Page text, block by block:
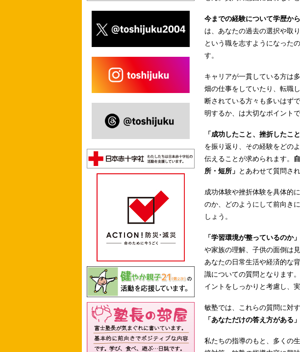
今までの経験について学歴か
は、あなたの過去の選択や取
という職を志すようになった
す。
キャリアが一貫している方は
畑の仕事をしていたり、転職
断されている方々も多いはず
明するか、は大切なポイントで
「成功したこと、挫折したこ
を振り返り、その経験をどの
伝えることが求められます。
所・短所」 とあわせて質問さ
成功体験や挫折体験を具体的
のか、どのようにして前向き
しょう。
「学習環境が整っているのか」
や家族の理解、子供の面倒は
あなたの日常生活や経済的な
識についての質問となります
イントをしっかりと考慮し、
敏塾では、これらの質問に対
「あなただけの答え方がある」
私たちの指導のもと、多くの